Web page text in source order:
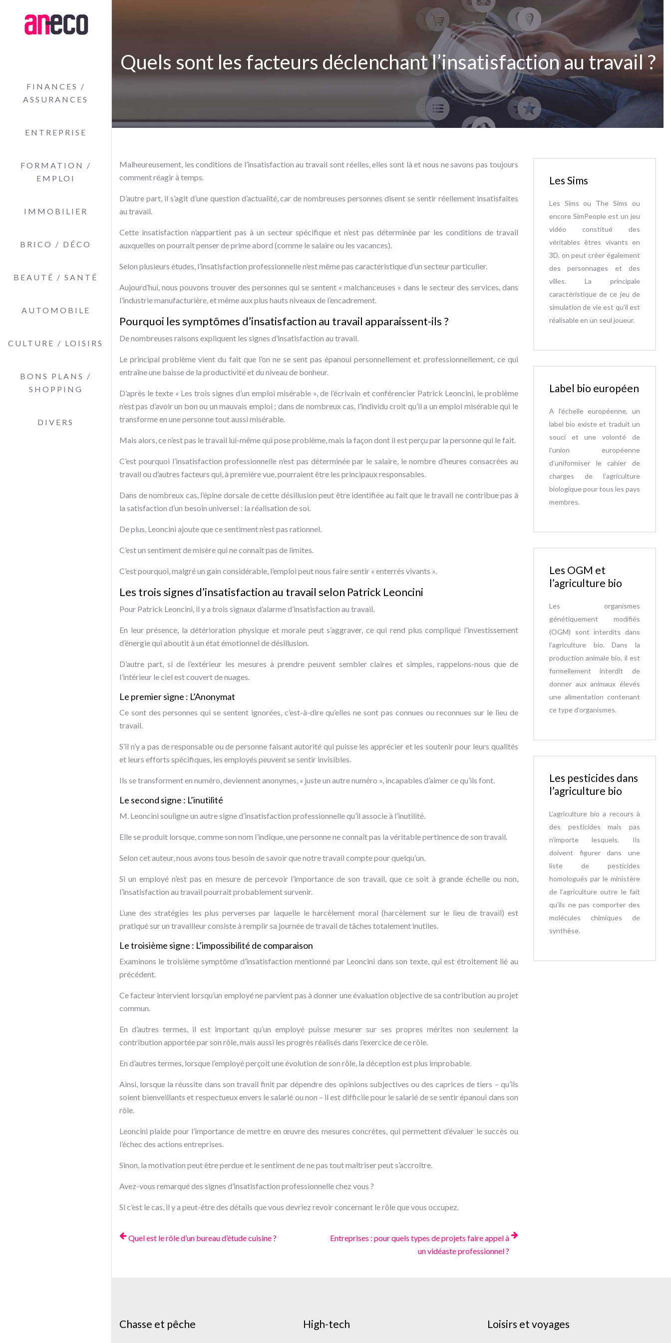
FINANCES /
ASSURANCES
ENTREPRISE
FORMATION /
EMPLOI
IMMOBILIER
BRICO / DÉCO
BEAUTÉ / SANTÉ
AUTOMOBILE
CULTURE / LOISIRS
BONS PLANS /
SHOPPING
DIVERS
Quels sont les facteurs déclenchant l’insatisfaction au travail ?
Malheureusement, les conditions de l’insatisfaction au travail sont réelles, elles sont là et nous ne savons pas toujours
comment réagir à temps.
D’autre part, il s’agit d’une question d’actualité, car de nombreuses personnes disent se sentir réellement insatisfaites
au travail.
Cette insatisfaction n’appartient pas à un secteur spécifique et n’est pas déterminée par les conditions de travail
auxquelles on pourrait penser de prime abord (comme le salaire ou les vacances).
Selon plusieurs études, l’insatisfaction professionnelle n’est même pas caractéristique d’un secteur particulier.
Aujourd’hui, nous pouvons trouver des personnes qui se sentent « malchanceuses » dans le secteur des services, dans
l’industrie manufacturière, et même aux plus hauts niveaux de l’encadrement.
Pourquoi les symptômes d’insatisfaction au travail apparaissent-ils ?
De nombreuses raisons expliquent les signes d’insatisfaction au travail.
Le principal problème vient du fait que l’on ne se sent pas épanoui personnellement et professionnellement, ce qui
entraîne une baisse de la productivité et du niveau de bonheur.
D’après le texte « Les trois signes d’un emploi misérable », de l’écrivain et conférencier Patrick Leoncini, le problème
n’est pas d’avoir un bon ou un mauvais emploi ; dans de nombreux cas, l’individu croit qu’il a un emploi misérable qui le
transforme en une personne tout aussi misérable.
Mais alors, ce n’est pas le travail lui-même qui pose problème, mais la façon dont il est perçu par la personne qui le fait.
C’est pourquoi l’insatisfaction professionnelle n’est pas déterminée par le salaire, le nombre d’heures consacrées au
travail ou d’autres facteurs qui, à première vue, pourraient être les principaux responsables.
Dans de nombreux cas, l’épine dorsale de cette désillusion peut être identifiée au fait que le travail ne contribue pas à
la satisfaction d’un besoin universel : la réalisation de soi.
De plus, Leoncini ajoute que ce sentiment n’est pas rationnel.
C’est un sentiment de misère qui ne connaît pas de limites.
C’est pourquoi, malgré un gain considérable, l’emploi peut nous faire sentir « enterrés vivants ».
Les trois signes d’insatisfaction au travail selon Patrick Leoncini
Pour Patrick Leoncini, il y a trois signaux d’alarme d’insatisfaction au travail.
En leur présence, la détérioration physique et morale peut s’aggraver, ce qui rend plus compliqué l’investissement
d’énergie qui aboutit à un état émotionnel de désillusion.
D’autre part, si de l’extérieur les mesures à prendre peuvent sembler claires et simples, rappelons-nous que de
l’intérieur le ciel est couvert de nuages.
Le premier signe : L’Anonymat
Ce sont des personnes qui se sentent ignorées, c’est-à-dire qu’elles ne sont pas connues ou reconnues sur le lieu de
travail.
S’il n’y a pas de responsable ou de personne faisant autorité qui puisse les apprécier et les soutenir pour leurs qualités
et leurs efforts spécifiques, les employés peuvent se sentir invisibles.
Ils se transforment en numéro, deviennent anonymes, « juste un autre numéro », incapables d’aimer ce qu’ils font.
Le second signe : L’inutilité
M. Leoncini souligne un autre signe d’insatisfaction professionnelle qu’il associe à l’inutilité.
Elle se produit lorsque, comme son nom l’indique, une personne ne connaît pas la véritable pertinence de son travail.
Selon cet auteur, nous avons tous besoin de savoir que notre travail compte pour quelqu’un.
Si un employé n’est pas en mesure de percevoir l’importance de son travail, que ce soit à grande échelle ou non,
l’insatisfaction au travail pourrait probablement survenir.
L’une des stratégies les plus perverses par laquelle le harcèlement moral (harcèlement sur le lieu de travail) est
pratiqué sur un travailleur consiste à remplir sa journée de travail de tâches totalement inutiles.
Le troisième signe : L’impossibilité de comparaison
Examinons le troisième symptôme d’insatisfaction mentionné par Leoncini dans son texte, qui est étroitement lié au
précédent.
Ce facteur intervient lorsqu’un employé ne parvient pas à donner une évaluation objective de sa contribution au projet
commun.
En d’autres termes, il est important qu’un employé puisse mesurer sur ses propres mérites non seulement la
contribution apportée par son rôle, mais aussi les progrès réalisés dans l’exercice de ce rôle.
En d’autres termes, lorsque l’employé perçoit une évolution de son rôle, la déception est plus improbable.
Ainsi, lorsque la réussite dans son travail finit par dépendre des opinions subjectives ou des caprices de tiers – qu’ils
soient bienveillants et respectueux envers le salarié ou non – il est difficile pour le salarié de se sentir épanoui dans son
rôle.
Leoncini plaide pour l’importance de mettre en œuvre des mesures concrètes, qui permettent d’évaluer le succès ou
l’échec des actions entreprises.
Sinon, la motivation peut être perdue et le sentiment de ne pas tout maîtriser peut s’accroître.
Avez-vous remarqué des signes d’insatisfaction professionnelle chez vous ?
Si c’est le cas, il y a peut-être des détails que vous devriez revoir concernant le rôle que vous occupez.
Quel est le rôle d’un bureau d’étude cuisine ?
Entreprises : pour quels types de projets faire appel à
un vidéaste professionnel ?
Les Sims
Les Sims ou The Sims ou
encore SimPeople est un jeu
vidéo constitué des
véritables êtres vivants en
3D, on peut créer également
des personnages et des
villes. La principale
caractéristique de ce jeu de
simulation de vie est qu’il est
réalisable en un seul joueur.
Label bio européen
A l’échelle européenne, un
label bio existe et traduit un
souci et une volonté de
l’union européenne
d’uniformiser le cahier de
charges de l’agriculture
biologique pour tous les pays
membres.
Les OGM et
l’agriculture bio
Les organismes
génétiquement modifiés
(OGM) sont interdits dans
l’agriculture bio. Dans la
production animale bio, il est
formellement interdit de
donner aux animaux élevés
une alimentation contenant
ce type d’organismes.
Les pesticides dans
l’agriculture bio
L’agriculture bio a recours à
des pesticides mais pas
n’importe lesquels. Ils
doivent figurer dans une
liste de pesticides
homologués par le ministère
de l’agriculture outre le fait
qu’ils ne pas comporter des
molécules chimiques de
synthèse.
Chasse et pêche High-tech Loisirs et voyages